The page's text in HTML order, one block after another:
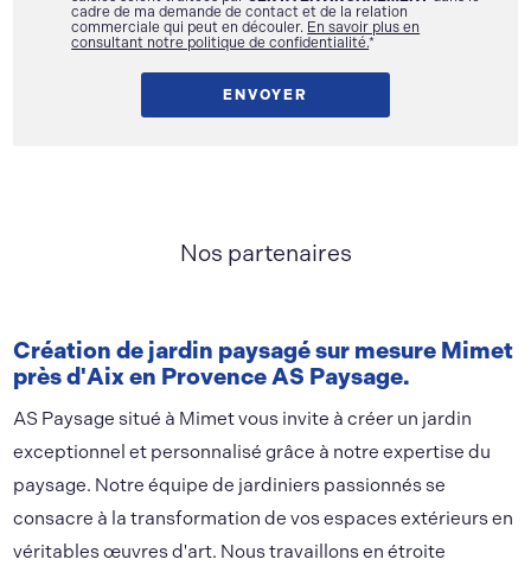
cadre de ma demande de contact et de la relation
commerciale qui peut en découler. En savoir plus en
consultant notre politique de confidentialité.*
Nos partenaires
Création de jardin paysagé sur mesure Mimet
près d'Aix en Provence AS Paysage.
AS Paysage situé à Mimet vous invite à créer un jardin
exceptionnel et personnalisé grâce à notre expertise du
paysage. Notre équipe de jardiniers passionnés se
consacre à la transformation de vos espaces extérieurs en
véritables œuvres d'art. Nous travaillons en étroite